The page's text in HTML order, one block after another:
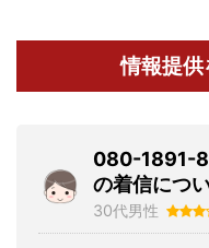
情報提
080-1891-
の着信につ
30代男性